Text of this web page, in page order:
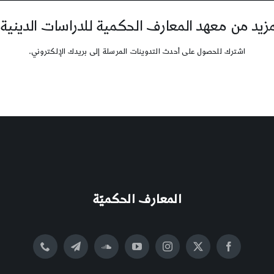
من معهد المعارف الحكمية للدراسات
اشترك للحصول على أحدث التدوينات المرسلة إلى بريدك الإلكتروني.
المعارف الحكميّة